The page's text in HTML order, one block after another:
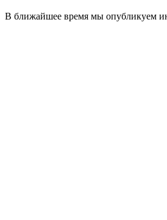
В ближайшее время мы опубликуем